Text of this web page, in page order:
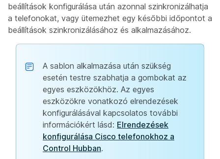
beállítások konfigurálása után azonnal szinkronizálhatja
a telefonokat, vagy ütemezhet egy későbbi időpontot a
beállítások szinkronizálásához és alkalmazásához.
A sablon alkalmazása után szükség
esetén testre szabhatja a gombokat az
egyes eszközökhöz. Az egyes
eszközökre vonatkozó elrendezések
konfigurálásával kapcsolatos további
információkért lásd: Elrendezések
konfigurálása Cisco telefonokhoz a
Control Hubban.